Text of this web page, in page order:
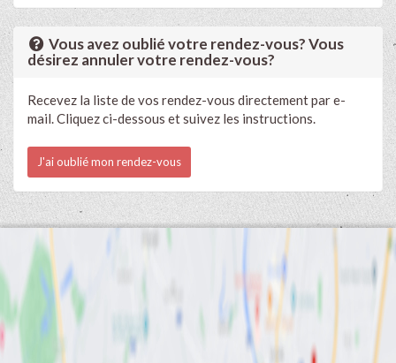
Vous avez oublié votre rendez-vous? Vous
désirez annuler votre rendez-vous?
Recevez la liste de vos rendez-vous directement par e-
mail. Cliquez ci-dessous et suivez les instructions.
J'ai oublié mon rendez-vous